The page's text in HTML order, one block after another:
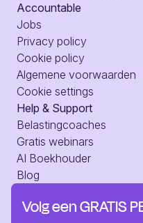
Volg een GRATIS
Accountable
Jobs
Privacy policy
Cookie policy
Algemene voorwaarden
Cookie settings
Help & Support
Belastingcoaches
Gratis webinars
AI Boekhouder
Blog
Web toegang